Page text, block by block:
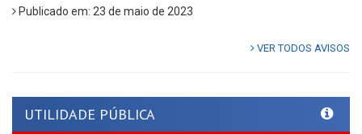
Publicado em: 23 de maio de 2023
VER TODOS AVISOS
UTILIDADE PÚBLICA